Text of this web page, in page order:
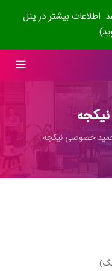
(مهر ۱۴۰۴) شروع شد. اطلاعات بیشتر در پنل
خصوصی نیکجه